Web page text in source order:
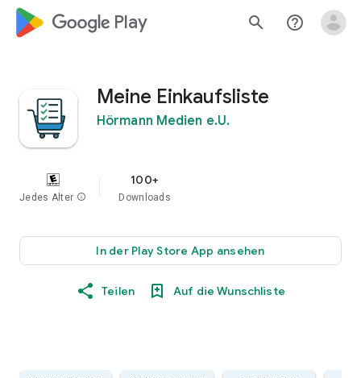
google_logo Play search help_outline
Meine Einkaufsliste
Hörmann Medien e.U.
Jedes Alter info
100+
Downloads
In der Play Store App ansehen
Teilen Auf die Wunschliste